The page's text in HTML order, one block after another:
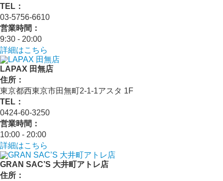
TEL：
03-5756-6610
営業時間：
9:30 - 20:00
詳細はこちら
LAPAX 田無店
住所：
東京都西東京市田無町2-1-1アスタ 1F
TEL：
0424-60-3250
営業時間：
10:00 - 20:00
詳細はこちら
GRAN SAC’S 大井町アトレ店
住所：